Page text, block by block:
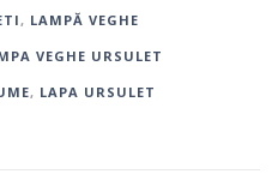
, LAMPĂ VEGHE
VEGHE URSULET
, LAPA URSULET